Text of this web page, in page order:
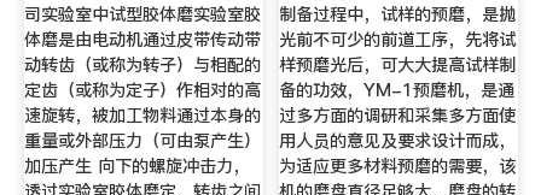
司实验室中试型胶体磨实验室胶
体磨是由电动机通过皮带传动带
动转齿（或称为转子）与相配的
定齿（或称为定子）作相对的高
速旋转，被加工物料通过本身的
重量或外部压力（可由泵产生）
加压产生 向下的螺旋冲击力，
制备过程中，试样的预磨，是抛
光前不可少的前道工序，先将试
样预磨光后，可大大提高试样制
备的功效，YM-1预磨机，是通
过多方面的调研和采集多方面使
用人员的意见及要求设计而成，
为适应更多材料预磨的需要，该